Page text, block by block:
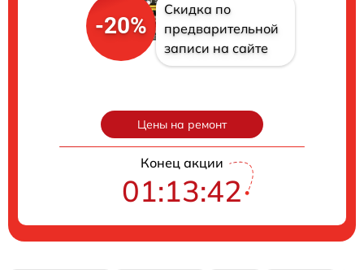
-20%
Скидка по
предварительной
записи на сайте
Цены на ремонт
Конец акции
01:13:41